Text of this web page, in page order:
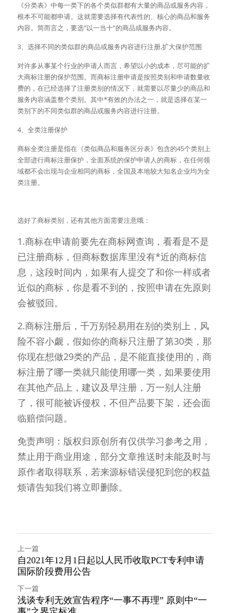
《分类表》中每一类下的各个类似群都有大量的商品或服务内容，
根本不可能都申请。这就需要选择有代表性的、核心的商品和服务
内容。简而言之，要选“以一当十”的商品或服务内容。
3、选择不同的类似群的商品或服务内容进行注册,扩大保护范围
对许多从事某个行业的申请人而言，希望以小的成本，尽可能的扩
大商标注册的保护范围。而商标注册申请是按照类别和申请数量收
费的，在已经选择了注册类别的情况下，就需要以尽量少的商品和
服务内容涵盖整个类别。其中*有效的办法之一，就是选择在某一
类别下的不同类似群的商品或服务内容进行注册。
4、全类注册保护
商标全类注册是指在《类似商品和服务区分表》包含的45个类别上
全部进行商标注册保护，全面系统的保护申请人的商标，在任何领
域都不会出现与企业相同的商标，全国及本地较大知名企业均为全
类注册。
选好了商标类别，还有其他方面需要注意哦：
1.商标在申请前要先在商标网查询，看看是不是
已注册商标，但商标数据库里没有*近的商标信
息，这段时间内，如果有人提交了和你一样或者
近似的商标，你是看不到的，按照申请在先原则
会被驳回。
2.商标注册后，千万别轻易用在别的类别上，风
险不容小觑，假如你的商标只注册了第30类，那
你现在想做29类的产品，是不能直接使用的，商
标注册了哪一类就只能使用哪一类，如果要使用
在其他产品上，建议及早注册，万一别人注册
了，很可能被诉侵权，不但产品要下架，还会面
临赔偿问题。
免责声明：版权归原创所有仅供学习参考之用，
禁止用于商业用途，部分文章推送时未能及时与
原作者取得联系，若来源标错误侵犯到您的权益
烦请告知我们将立即删除。
上一篇
自2021年12月1日起以人民币收取PCT专利申请
国际阶段费用公告
下一篇
浅谈专利无效宣告程序“一事不再理” 原则中“一